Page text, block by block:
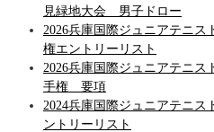
見緑地大会 男子ドロー
2026兵庫国際ジュニアテニス
権エントリーリスト
2026兵庫国際ジュニアテニス
手権 要項
2024兵庫国際ジュニアテニ
ントリーリスト